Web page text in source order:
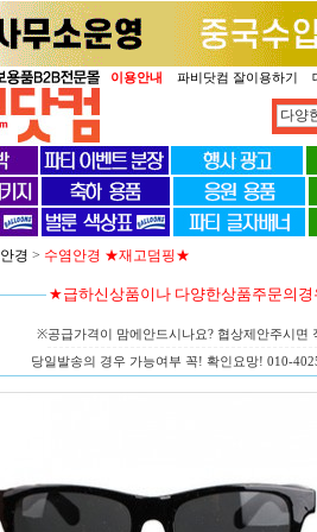
이용안내 파비닷컴 잘이용하기
안경 > 수염안경 ★재고덤핑★
★급하신상품이나 다양한상품주문의
※공급가격이 맘에안드시나요? 협상제안주
당일발송의 경우 가능여부 꼭! 확인요망! 010-